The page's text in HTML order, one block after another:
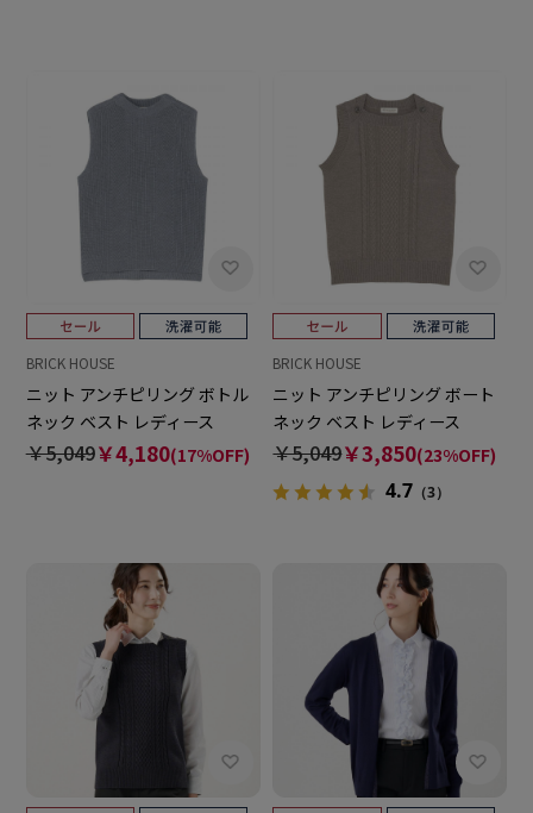
BRICK HOUSE
ニット アンチピリング ボトル
ネック ベスト レディース
￥5,049￥4,180(17%OFF)
BRICK HOUSE
ニット アンチピリング ボート
ネック ベスト レディース
￥5,049￥3,850(23%OFF)
4.7 （3）